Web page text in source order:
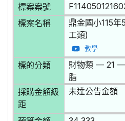
標案案號
標案名稱
鼎金國小115
工類)
教學
標的分類
財物類 — 21 —
脂
採購金額級
距
未達公告金額